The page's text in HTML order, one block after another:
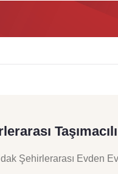
Şehirlerarası Evden